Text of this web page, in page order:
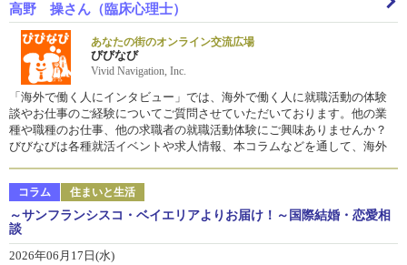
高野 操さん（臨床心理士）
あなたの街のオンライン交流広場
びびなび
Vivid Navigation, Inc.
「海外で働く人にインタビュー」では、海外で働く人に就職活動の体験
談やお仕事のご経験についてご質問させていただいております。他の業
種や職種のお仕事、他の求職者の就職活動体験にご興味ありませんか？
びびなびは各種就活イベントや求人情報、本コラムなどを通して、海外
コラム 住まいと生活
～サンフランシスコ・ベイエリアよりお届け！～国際結婚・恋愛相
談
2026年06月17日(水)